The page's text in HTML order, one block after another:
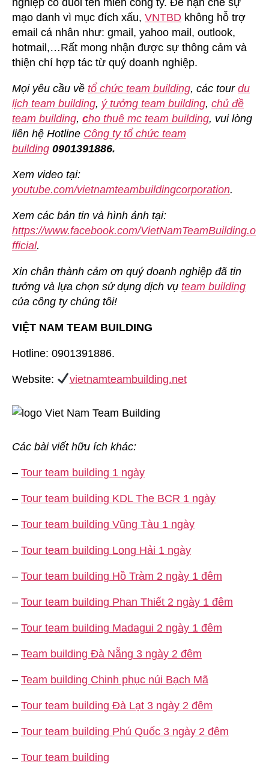
mạo danh vì mục đích xấu, VNTBD không hỗ trợ
email cá nhân như: gmail, yahoo mail, outlook,
hotmail,…Rất mong nhận được sự thông cảm và
thiện chí hợp tác từ quý doanh nghiệp.
Mọi yêu cầu về tổ chức team building, các tour du
lịch team building, ý tưởng team building, chủ đề
team building, cho thuê mc team building, vui lòng
liên hệ Hotline Công ty tổ chức team
building 0901391886.
Xem video tại:
youtube.com/vietnamteambuildingcorporation.
Xem các bản tin và hình ảnh tại:
https://www.facebook.com/VietNamTeamBuilding.o
fficial.
Xin chân thành cảm ơn quý doanh nghiệp đã tin
tưởng và lựa chọn sử dụng dịch vụ team building
của công ty chúng tôi!
VIỆT NAM TEAM BUILDING
Hotline: 0901391886.
Website: vietnamteambuilding.net
Các bài viết hữu ích khác:
– Tour team building 1 ngày
– Tour team building KDL The BCR 1 ngày
– Tour team building Vũng Tàu 1 ngày
– Tour team building Long Hải 1 ngày
– Tour team building Hồ Tràm 2 ngày 1 đêm
– Tour team building Phan Thiết 2 ngày 1 đêm
– Tour team building Madagui 2 ngày 1 đêm
– Team building Đà Nẵng 3 ngày 2 đêm
– Team building Chinh phục núi Bạch Mã
– Tour team building Đà Lạt 3 ngày 2 đêm
– Tour team building Phú Quốc 3 ngày 2 đêm
– Tour team building